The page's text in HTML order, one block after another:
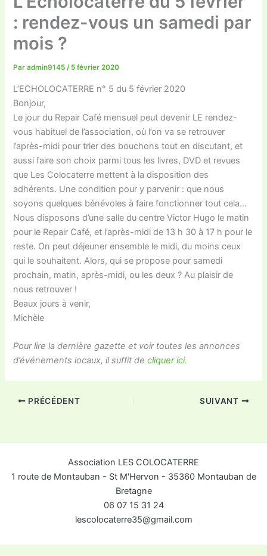
: rendez-vous un samedi par
mois ?
Paradmin9145/ 5 février 2020
L’ECHOLOCATERRE n° 5 du 5 février 2020
Bonjour,
Le jour du Repair Café mensuel peut devenir LE rendez-
vous habituel de l’association, où l’on va se retrouver
l’après-midi pour trier des bouchons tout en discutant, et
aussi faire son choix parmi tous les livres, DVD et revues
que Les Colocaterre mettent à la disposition des
adhérents. Une condition pour y parvenir : que nous
soyons quelques bénévoles à faire fonctionner tout cela…
Nous disposons d’une salle du centre Victor Hugo le matin
pour le Repair Café, et l’après-midi de 13 h 30 à 17 h pour le
reste. On peut déjeuner ensemble le midi, du moins ceux
qui le souhaitent. Alors, qui se propose pour samedi
prochain, matin, après-midi, ou les deux ? Au plaisir de
nous retrouver !
Beaux jours à venir,
Michèle
Pour lire la dernière gazette et voir toutes les annonces
d’événements locaux, il suffit decliquer ici.
PRÉCÉDENT SUIVANT
Association LES COLOCATERRE
1 route de Montauban - St M'Hervon - 35360 Montauban de
Bretagne
06 07 15 31 24
lescolocaterre35@gmail.com